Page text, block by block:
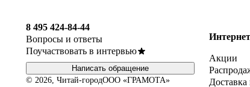
8 495 424-84-44
Вопросы и ответы
Поучаствовать в интервью
Написать обращение
© 2026, Читай-городООО «ГРАМОТА»
Акции
Доставка